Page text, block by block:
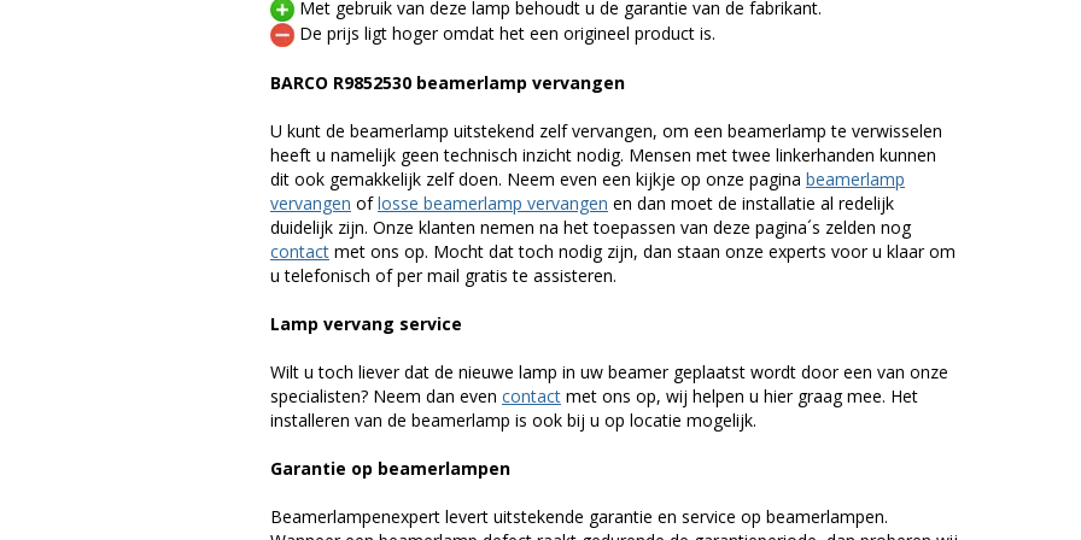
Met gebruik van deze lamp behoudt u de garantie van de fabrikant.
De prijs ligt hoger omdat het een origineel product is.
BARCO R9852530 beamerlamp vervangen
U kunt de beamerlamp uitstekend zelf vervangen, om een beamerlamp te verwisselen
heeft u namelijk geen technisch inzicht nodig. Mensen met twee linkerhanden kunnen
dit ook gemakkelijk zelf doen. Neem even een kijkje op onze pagina beamerlamp
vervangen oflosse beamerlamp vervangen en dan moet de installatie al redelijk
duidelijk zijn. Onze klanten nemen na het toepassen van deze pagina´s zelden nog
contact met ons op. Mocht dat toch nodig zijn, dan staan onze experts voor u klaar om
u telefonisch of per mail gratis te assisteren.
Lamp vervang service
Wilt u toch liever dat de nieuwe lamp in uw beamer geplaatst wordt door een van onze
specialisten? Neem dan even contact met ons op, wij helpen u hier graag mee. Het
installeren van de beamerlamp is ook bij u op locatie mogelijk.
Garantie op beamerlampen
Beamerlampenexpert levert uitstekende garantie en service op beamerlampen.